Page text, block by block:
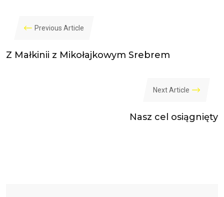
Previous Article
Z Małkinii z Mikołajkowym Srebrem
Next Article
Nasz cel osiągnięty